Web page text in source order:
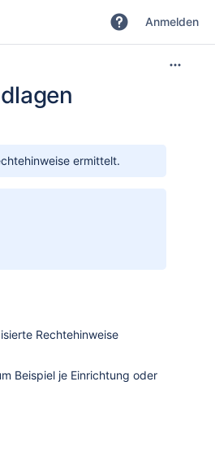
Anmelden
ermittelt.
Rechtehinweise
Beispiel je Einrichtung oder